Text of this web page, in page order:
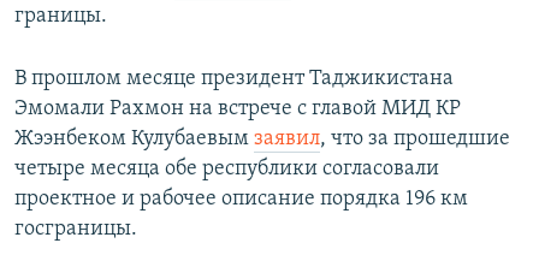
границы.
В прошлом месяце президент Таджикистана
Эмомали Рахмон на встрече с главой МИД КР
Жээнбеком Кулубаевым заявил, что за прошедшие
четыре месяца обе республики согласовали
проектное и рабочее описание порядка 196 км
госграницы.